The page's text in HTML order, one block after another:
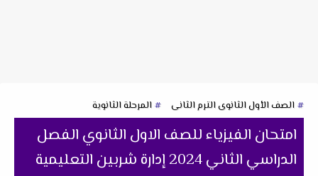
الصف الأول الثانوى الترم الثانى المرحلة الثانوية
امتحان الفيزياء للصف الاول الثانوي الفصل
الدراسي الثاني 2024 إدارة شربين التعليمية